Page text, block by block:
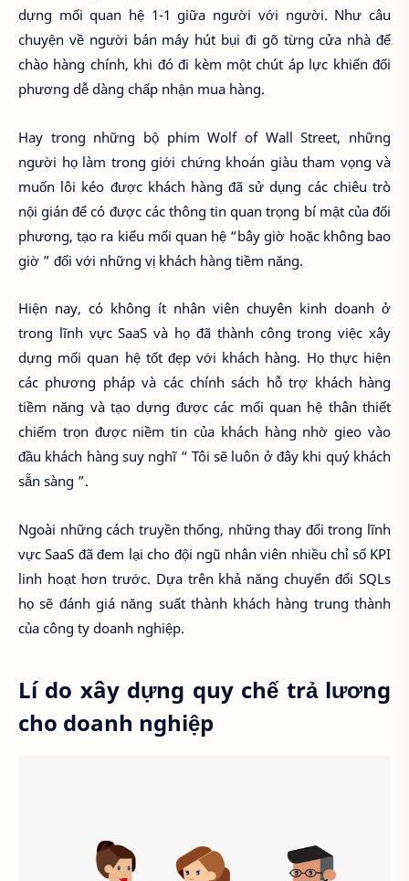
dựng mối quan hệ 1-1 giữa người với người. Như câu
chuyện về người bán máy hút bụi đi gõ từng cửa nhà để
chào hàng chính, khi đó đi kèm một chút áp lực khiến đối
phương dễ dàng chấp nhận mua hàng.
Hay trong những bộ phim Wolf of Wall Street, những
người họ làm trong giới chứng khoán giàu tham vọng và
muốn lôi kéo được khách hàng đã sử dụng các chiêu trò
nội gián để có được các thông tin quan trọng bí mật của đối
phương, tạo ra kiểu mối quan hệ “bây giờ hoặc không bao
giờ ” đối với những vị khách hàng tiềm năng.
Hiện nay, có không ít nhân viên chuyên kinh doanh ở
trong lĩnh vực SaaS và họ đã thành công trong việc xây
dựng mối quan hệ tốt đẹp với khách hàng. Họ thực hiện
các phương pháp và các chính sách hỗ trợ khách hàng
tiềm năng và tạo dựng được các mối quan hệ thân thiết
chiếm trọn được niềm tin của khách hàng nhờ gieo vào
đầu khách hàng suy nghĩ “ Tôi sẽ luôn ở đây khi quý khách
sẵn sàng ”.
Ngoài những cách truyền thống, những thay đổi trong lĩnh
vực SaaS đã đem lại cho đội ngũ nhân viên nhiều chỉ số KPI
linh hoạt hơn trước. Dựa trên khả năng chuyển đổi SQLs
họ sẽ đánh giá năng suất thành khách hàng trung thành
của công ty doanh nghiệp.
Lí do xây dựng quy chế trả lương
cho doanh nghiệp